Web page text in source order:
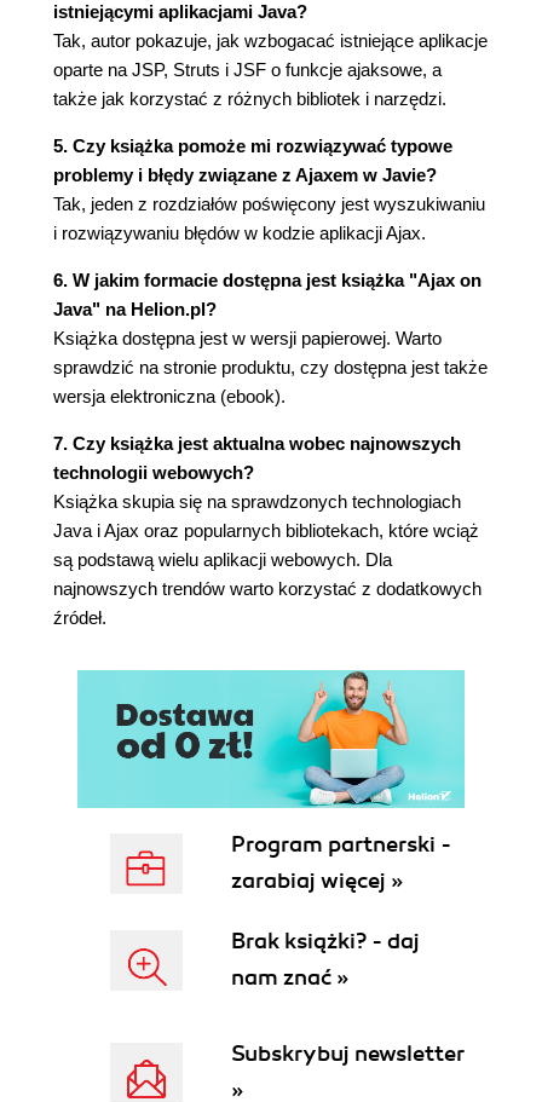
usługą (209)
Kontrolki oferowane przez GWT (212)
Skorowidz (217)
istniejącymi aplikacjami Java?
Tak, autor pokazuje, jak wzbogacać istniejące aplikacje
oparte na JSP, Struts i JSF o funkcje ajaksowe, a
także jak korzystać z różnych bibliotek i narzędzi.
5. Czy książka pomoże mi rozwiązywać typowe
problemy i błędy związane z Ajaxem w Javie?
Tak, jeden z rozdziałów poświęcony jest wyszukiwaniu
i rozwiązywaniu błędów w kodzie aplikacji Ajax.
6. W jakim formacie dostępna jest książka "Ajax on
Java" na Helion.pl?
Książka dostępna jest w wersji papierowej. Warto
sprawdzić na stronie produktu, czy dostępna jest także
wersja elektroniczna (ebook).
7. Czy książka jest aktualna wobec najnowszych
technologii webowych?
Książka skupia się na sprawdzonych technologiach
Java i Ajax oraz popularnych bibliotekach, które wciąż
są podstawą wielu aplikacji webowych. Dla
najnowszych trendów warto korzystać z dodatkowych
źródeł.
Program partnerski -
zarabiaj więcej »
Brak książki? - daj
nam znać »
Subskrybuj newsletter
»